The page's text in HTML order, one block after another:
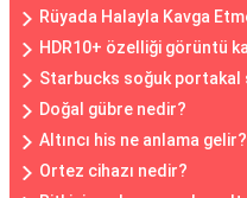
Rüyada Halayla Kavga
HDR10+ özelliği görüntü
Starbucks soğuk portakal
Doğal gübre nedir?
Altıncı his ne anlama gelir?
Ortez cihazı nedir?